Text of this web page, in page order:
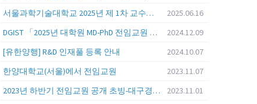
서울과학기술대학교 2025년 제 1차 교수초빙 (교육공무원 일반공개채용) 공고
2025.06.16
DGIST 「2025년 대학원 MD-PhD 전임교원 공개초빙」
2024.12.09
[유한양행] R&D 인재풀 등록 안내
2024.10.07
한양대학교(서울)에서 전임교원
2023.11.07
2023년 하반기 전임교원 공개 초빙-대구경북과학기술원 (DGIST)
2023.11.01